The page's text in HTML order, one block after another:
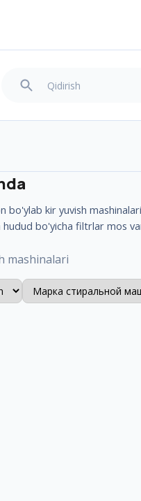
bo'ylab kir yuvish
bo'yicha filtrlar mos
mashinalari